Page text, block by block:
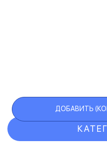
ДОБАВИТЬ